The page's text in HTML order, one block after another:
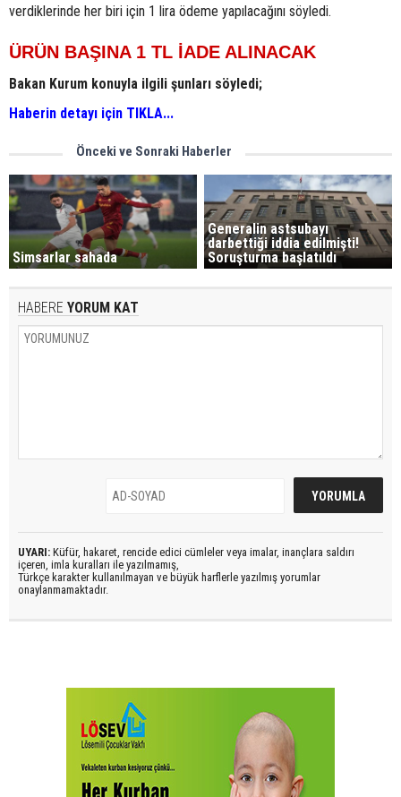
verdiklerinde her biri için 1 lira ödeme yapılacağını söyledi.
ÜRÜN BAŞINA 1 TL İADE ALINACAK
Bakan Kurum konuyla ilgili şunları söyledi;
Haberin detayı için TIKLA...
Önceki ve Sonraki Haberler
Simsarlar sahada
Generalin astsubayı
darbettiği iddia edilmişti!
Soruşturma başlatıldı
HABERE YORUM KAT
UYARI: Küfür, hakaret, rencide edici cümleler veya imalar, inançlara saldırı
içeren, imla kuralları ile yazılmamış,
Türkçe karakter kullanılmayan ve büyük harflerle yazılmış yorumlar
onaylanmamaktadır.